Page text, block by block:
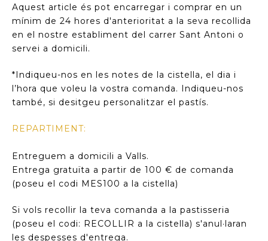
Aquest article és pot encarregar i comprar en un
mínim de 24 hores d'anterioritat a la seva recollida
en el nostre establiment del carrer Sant Antoni o
servei a domicili.
*Indiqueu-nos en les notes de la cistella, el dia i
l’hora que voleu la vostra comanda. Indiqueu-nos
també, si desitgeu personalitzar el pastís.
REPARTIMENT:
Entreguem a domicili a Valls.
Entrega gratuïta a partir de 100 € de comanda
(poseu el codi MES100 a la cistella)
Si vols recollir la teva comanda a la pastisseria
(poseu el codi: RECOLLIR a la cistella) s'anul·laran
les despesses d'entrega.